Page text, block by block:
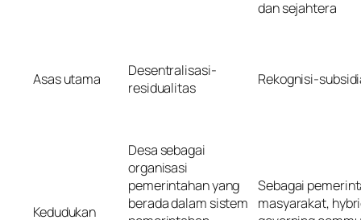
dan sejahtera
Asas utama
Desentralisasi-
residualitas
Rekognisi-
Kedudukan
Desa sebagai
organisasi
pemerintahan yang
berada dalam sistem
Sebagai
masyarakat,